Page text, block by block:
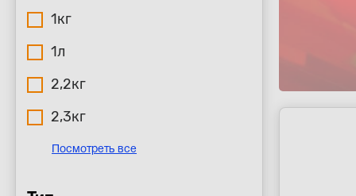
1кг
1л
2,2кг
2,3кг
Посмотреть все